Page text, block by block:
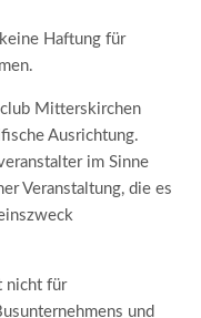
Haftung für
Mitterskirchen
Ausrichtung.
im Sinne
Veranstaltung, die es
nicht für
und